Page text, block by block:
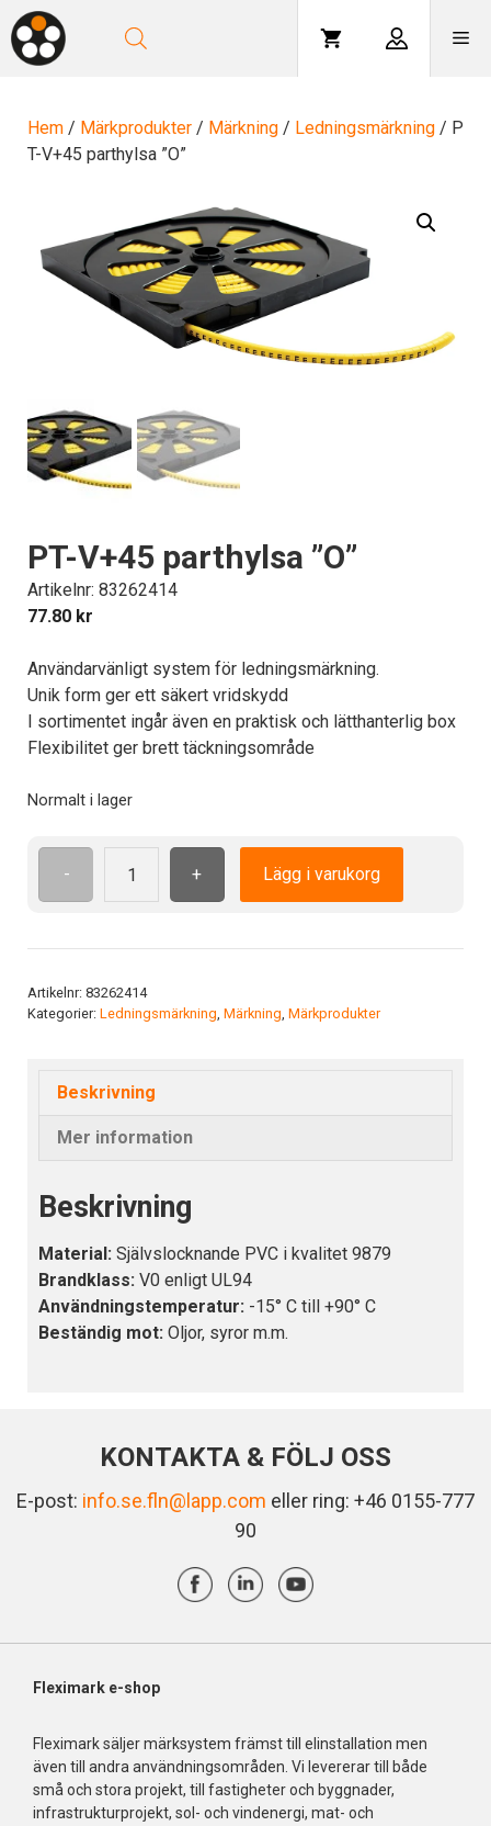
Hoppa
till
innehåll
Hem / Märkprodukter / Märkning / Ledningsmärkning / P
T-V+45 parthylsa ”O”
PT-V+45 parthylsa ”O”
Artikelnr: 83262414
77.80 kr
Användarvänligt system för ledningsmärkning.
Unik form ger ett säkert vridskydd
I sortimentet ingår även en praktisk och lätthanterlig box
Flexibilitet ger brett täckningsområde
Normalt i lager
- + Lägg i varukorg
Artikelnr: 83262414
Kategorier: Ledningsmärkning, Märkning, Märkprodukter
Beskrivning
Mer information
Beskrivning
Material: Självslocknande PVC i kvalitet 9879
Brandklass: V0 enligt UL94
Användningstemperatur: -15° C till +90° C
Beständig mot: Oljor, syror m.m.
KONTAKTA & FÖLJ OSS
E-post: info.se.fln@lapp.com eller ring: +46 0155-777
90
Fleximark e-shop
Fleximark säljer märksystem främst till elinstallation men
även till andra användningsområden. Vi levererar till både
små och stora projekt, till fastigheter och byggnader,
infrastrukturprojekt, sol- och vindenergi, mat- och